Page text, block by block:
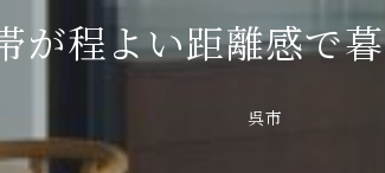
が程よい距離感で
呉市